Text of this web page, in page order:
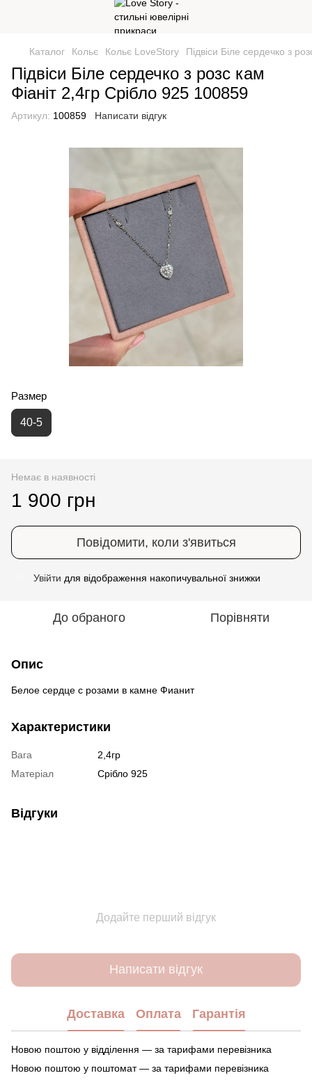
Каталог Кольє Кольє LoveStory Підвіси Біле сердечко з
Підвіси Біле сердечко з розс кам
Фіаніт 2,4гр Срібло 925 100859
Артикул: 100859 Написати відгук
Размер
40-5
Немає в наявності
1 900 грн
Повідомити, коли з'явиться
Увійти для відображення накопичувальної знижки
До обраного Порівняти
Опис
Белое сердце с розами в камне Фианит
Характеристики
Вага
2,4гр
Матеріал
Срібло 925
Відгуки
Додайте перший відгук
Написати відгук
Доставка Оплата Гарантія
Новою поштою у відділення — за тарифами перевізника
Новою поштою у поштомат — за тарифами перевізника